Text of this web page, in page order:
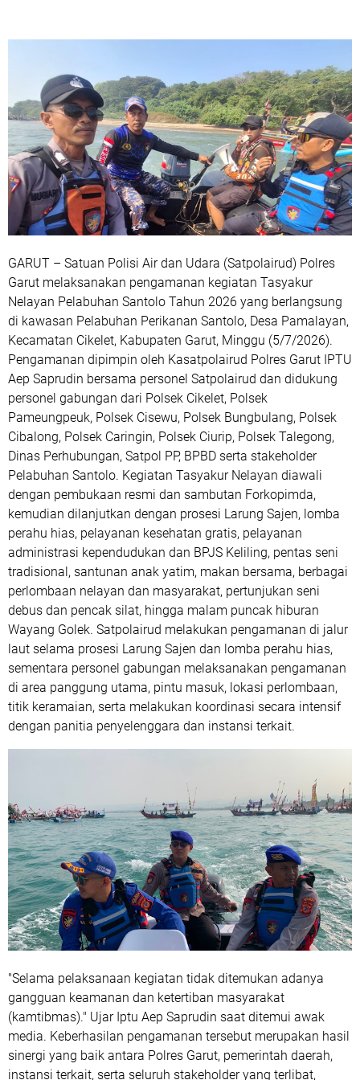
GARUT – Satuan Polisi Air dan Udara (Satpolairud) Polres
Garut melaksanakan pengamanan kegiatan Tasyakur
Nelayan Pelabuhan Santolo Tahun 2026 yang berlangsung
di kawasan Pelabuhan Perikanan Santolo, Desa Pamalayan,
Kecamatan Cikelet, Kabupaten Garut, Minggu (5/7/2026).
Pengamanan dipimpin oleh Kasatpolairud Polres Garut IPTU
Aep Saprudin bersama personel Satpolairud dan didukung
personel gabungan dari Polsek Cikelet, Polsek
Pameungpeuk, Polsek Cisewu, Polsek Bungbulang, Polsek
Cibalong, Polsek Caringin, Polsek Ciurip, Polsek Talegong,
Dinas Perhubungan, Satpol PP, BPBD serta stakeholder
Pelabuhan Santolo. Kegiatan Tasyakur Nelayan diawali
dengan pembukaan resmi dan sambutan Forkopimda,
kemudian dilanjutkan dengan prosesi Larung Sajen, lomba
perahu hias, pelayanan kesehatan gratis, pelayanan
administrasi kependudukan dan BPJS Keliling, pentas seni
tradisional, santunan anak yatim, makan bersama, berbagai
perlombaan nelayan dan masyarakat, pertunjukan seni
debus dan pencak silat, hingga malam puncak hiburan
Wayang Golek. Satpolairud melakukan pengamanan di jalur
laut selama prosesi Larung Sajen dan lomba perahu hias,
sementara personel gabungan melaksanakan pengamanan
di area panggung utama, pintu masuk, lokasi perlombaan,
titik keramaian, serta melakukan koordinasi secara intensif
dengan panitia penyelenggara dan instansi terkait.
"Selama pelaksanaan kegiatan tidak ditemukan adanya
gangguan keamanan dan ketertiban masyarakat
(kamtibmas)." Ujar Iptu Aep Saprudin saat ditemui awak
media. Keberhasilan pengamanan tersebut merupakan hasil
sinergi yang baik antara Polres Garut, pemerintah daerah,
instansi terkait, serta seluruh stakeholder yang terlibat,